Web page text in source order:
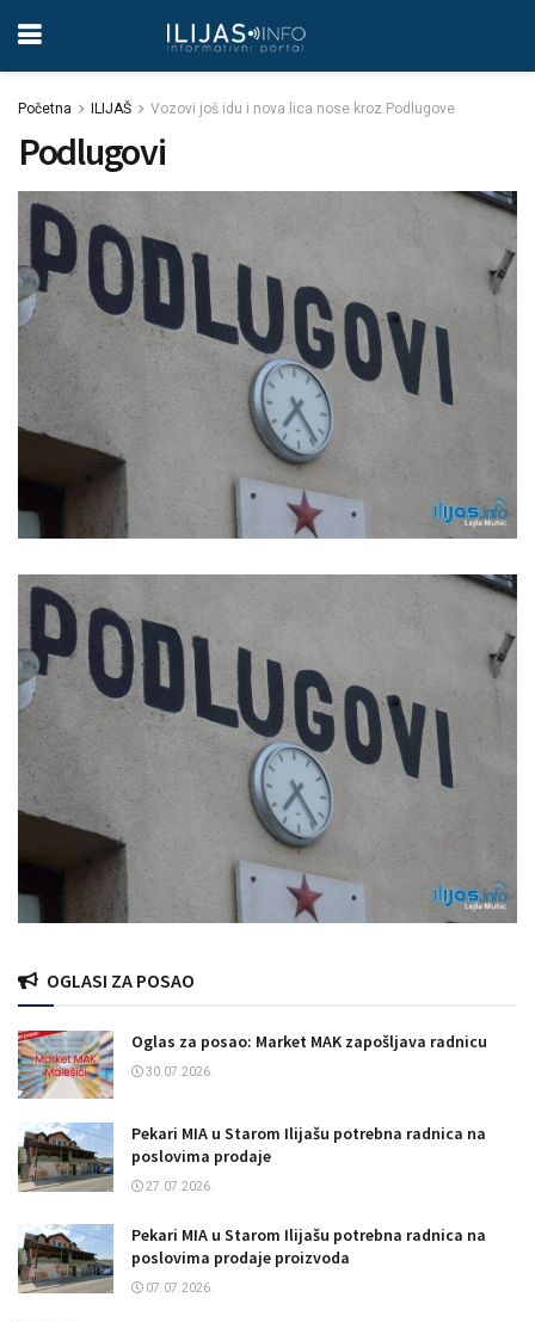
Početna ILIJAŠ Vozovi još idu i nova lica nose kroz Podlugove
Podlugovi
OGLASI ZA POSAO
Oglas za posao: Market MAK zapošljava radnicu
30.07.2026.
Pekari MIA u Starom Ilijašu potrebna radnica na
poslovima prodaje
27.07.2026.
Pekari MIA u Starom Ilijašu potrebna radnica na
poslovima prodaje proizvoda
07.07.2026.